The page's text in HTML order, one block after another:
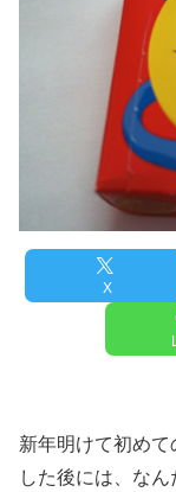
X
新年明けて初め
した後には、な